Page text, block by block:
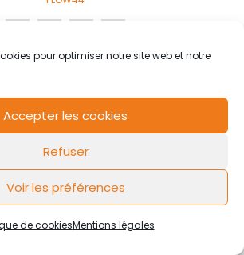
pour optimiser notre site web et notre
Accepter les cookies
Refuser
Voir les préférences
de cookiesMentions légales